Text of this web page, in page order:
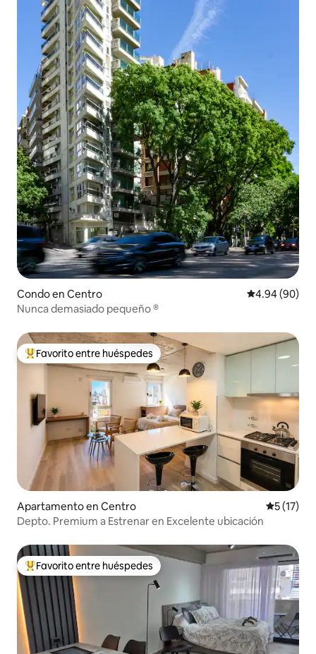
Condo en Centro Calificación
4.94 (90)
Nunca demasiado pequeño ®
Favorito entre huéspedes preferido
Favorito entre huéspedes
Apartamento en Centro
5 (17)
Depto. Premium a Estrenar en Excelente ubicación
Favorito entre huéspedes preferido
Favorito entre huéspedes